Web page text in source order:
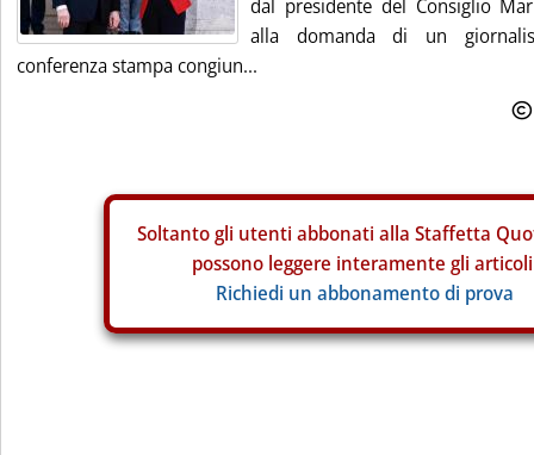
dal presidente del Consiglio
alla domanda di un
conferenza stampa congiun...
Soltanto gli utenti abbonati alla Staffetta
possono leggere interamente gli
Richiedi un abbonamento di prova